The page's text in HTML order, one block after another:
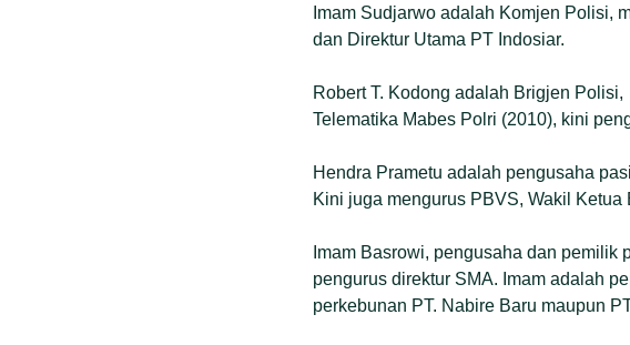
Imam Sudjarwo adalah Komjen Polisi,
dan Direktur Utama PT Indosiar.
Robert T. Kodong adalah Brigjen
Telematika Mabes Polri (2010), kini
Hendra Prametu adalah pengusaha
Kini juga mengurus PBVS, Wakil Ketua
Imam Basrowi, pengusaha dan
pengurus direktur SMA. Imam adalah
perkebunan PT. Nabire Baru maupun